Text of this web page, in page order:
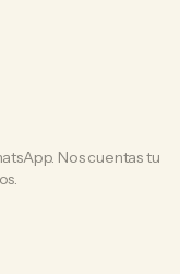
Nos cuentas tu